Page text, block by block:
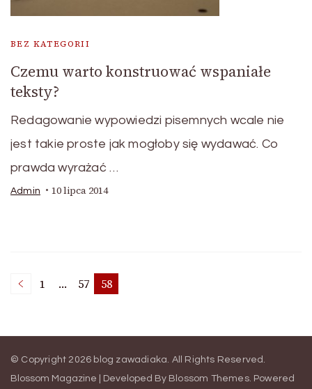
BEZ KATEGORII
Czemu warto konstruować wspaniałe
teksty?
Redagowanie wypowiedzi pisemnych wcale nie
jest takie proste jak mogłoby się wydawać. Co
prawda wyrażać …
Admin 10 lipca 2014
Nawigacja
po
wpisach
Page
1 … Page
57 Page
58
© Copyright 2026 blog zawadiaka . All Rights Reserved.
Blossom Magazine | Developed By Blossom Themes. Powered